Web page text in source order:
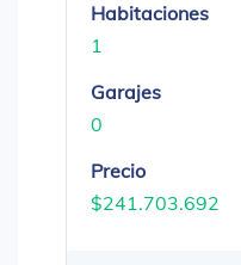
Habitaciones
1
Garajes
0
Precio
$241.703.692